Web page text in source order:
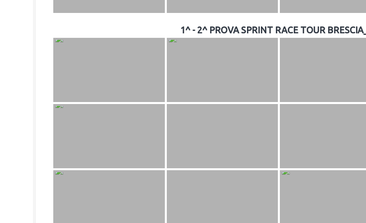
1^ - 2^ PROVA SPRINT RACE TOUR